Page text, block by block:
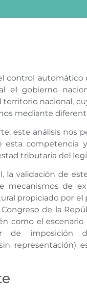
control
el gobierno
territorio nacional,
mediante
este análisis nos
competencia
tributaria del
la validación de
mecanismos de
propiciado por el
de la
como el
de imposición
representación)